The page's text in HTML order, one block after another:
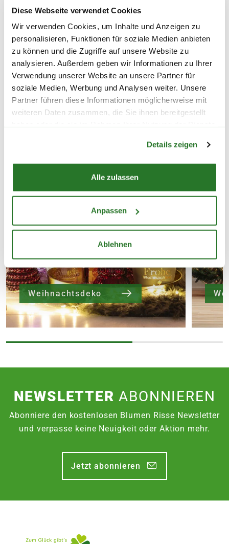
Diese Webseite verwendet Cookies
Wir verwenden Cookies, um Inhalte und Anzeigen zu
personalisieren, Funktionen für soziale Medien anbieten
zu können und die Zugriffe auf unsere Website zu
analysieren. Außerdem geben wir Informationen zu Ihrer
Verwendung unserer Website an unsere Partner für
soziale Medien, Werbung und Analysen weiter. Unsere
Partner führen diese Informationen möglicherweise mit
weiteren Daten zusammen, die Sie ihnen bereitgestellt
Details zeigen
Alle zulassen
Anpassen
Ablehnen
Du übrigens auch bei uns, findehierdie
passende Größe.
VERWANDTE KATEGORIEN
Weihnachtsdeko
NEWSLETTERABONNIEREN
Abonniere den kostenlosen Blumen Risse Newsletter
und verpasse keine Neuigkeit oder Aktion mehr.
Jetzt abonnieren